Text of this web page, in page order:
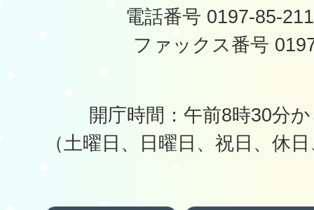
電話番号 0197-85-
ファックス番号
開庁時間：午前8時30分
（土曜日、日曜日、祝日、休